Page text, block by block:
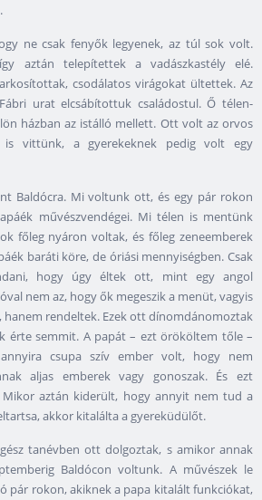
ne csak fenyők legyenek, az túl sok volt.
aztán telepítettek a vadászkastély elé.
csodálatos virágokat ültettek. Az
urat elcsábítottuk családostul. Ő télen-
házban az istálló mellett. Ott volt az orvos
vittünk, a gyerekeknek pedig volt egy
Baldócra. Mi voltunk ott, és egy pár rokon
művészvendégei. Mi télen is mentünk
főleg nyáron voltak, és főleg zeneemberek
baráti köre, de óriási mennyiségben. Csak
hogy úgy éltek ott, mint egy angol
nem az, hogy ők megeszik a menüt, vagyis
hanem rendeltek. Ezek ott dínomdánomoztak
érte semmit. A papát – ezt örököltem tőle –
csupa szív ember volt, hogy nem
aljas emberek vagy gonoszak. És ezt
Mikor aztán kiderült, hogy annyit nem tud a
akkor kitalálta a gyereküdülőt.
tanévben ott dolgoztak, s amikor annak
Baldócon voltunk. A művészek le
pár rokon, akiknek a papa kitalált funkciókat,